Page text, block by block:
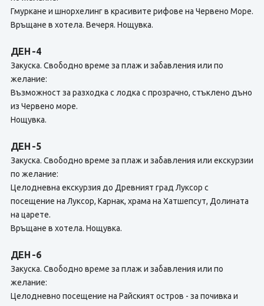
Гмуркане и шнорхелинг в красивите рифове на Червено Море.
Връщане в хотела. Вечеря. Нощувка.
ДЕН -4
Закуска. Свободно време за плаж и забавления или по
желание:
Възможност за разходка с лодка с прозрачно, стъклено дъно
из Червено море.
Нощувка.
ДЕН -5
Закуска. Свободно време за плаж и забавления или екскурзии
по желание:
Целодневна екскурзия до Древният град Луксор с
посещение на Луксор, Карнак, храма на Хатшепсут, Долината
на царете.
Връщане в хотела. Нощувка.
ДЕН -6
Закуска. Свободно време за плаж и забавления или по
желание:
Целодневно посещение на Райският остров - за почивка и